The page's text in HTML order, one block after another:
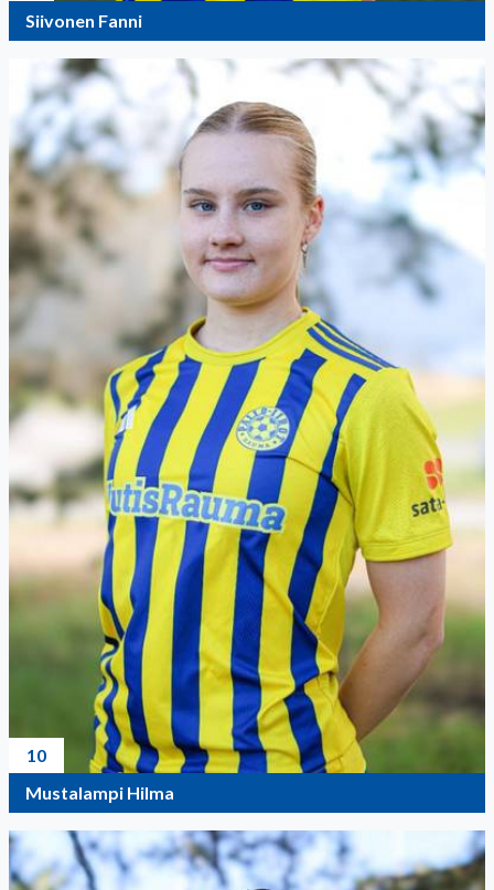
Siivonen Fanni
10
Mustalampi Hilma